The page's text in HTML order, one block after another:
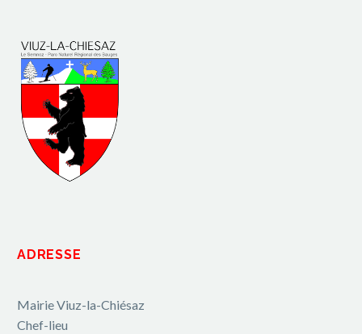
ADRESSE
Mairie Viuz-la-Chiésaz
Chef-lieu